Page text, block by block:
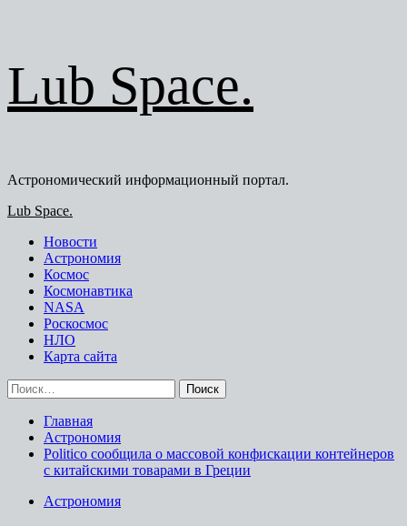
содержимому
Lub Space.
Астрономический информационный портал.
Основное
Lub Space.
Новости
Астрономия
Космос
Космонавтика
NASA
Роскосмос
НЛО
Карта сайта
Найти:
Главная
Астрономия
Politico сообщила о массовой конфискации контейнеров
с китайскими товарами в Греции
Астрономия